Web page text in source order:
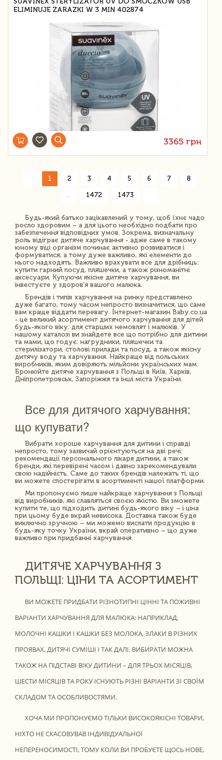
ELIMINUJE ZARAZKI W 3 MIN 402874
3365 грн
1 2 3 4 5 6 7 8
1472 1473
Будь-який батько зацікавлений у тому, щоб їхнє чадо
росло здоровим – а для цього необхідно подбати про
забезпечення відповідних умов. Зокрема, визначальну
роль відіграє дитяче харчування - адже саме в такому
юному віці організм починає активно розвиватися і
формуватися, а тому дуже важливо, які елементи до
нього надходять. Важливо врахувати все для дрібниць:
купити гарний посуд, пляшечки, а також різноманітні
аксесуари. Купуючи якісне дитяче харчування, ви
інвестуєте у здоров'я вашого малюка.
Брендів і типів харчування на ринку представлено
дуже багато, тому часом непросто визначитися, що саме
вам краще віддати перевагу. Інтернет-магазин Baby.co.ua
- це великий асортимент дитячого харчування для дітей
будь-якого віку: для старших немовлят і малюків. У
нашому каталозі ви знайдете все що потрібно для дитини
та мами, що годує: нагрудники, пляшечки та
стерилізатори, столові прилади та посуд, а також якісну
дитячу воду та харчування. Найкраще від польських
виробників, яким довіряють мільйони українських мам.
Бронюйте дитяче харчування з Польщі в Київ, Харків,
Дніпропетровськ, Запоріжжя та інші міста України.
Все для дитячого харчування:
що купувати?
Вибрати хороше харчування для дитини і справді
непросто, тому зазвичай орієнтуються на дві речі:
рекомендації персонального лікаря дитини, а також
бренди, які перевірені часом і давно зарекомендували
свою надійність. Саме до таких брендів належать ті, що
ви можете спостерігати в асортименті нашої платформи.
Ми пропонуємо лише найкраще харчування з Польщі
від виробників, які славляться своєю якістю. Ви зможете
купити те, що підходить дитині будь-якого віку – і ціна
при цьому буде вкрай невисока. Доставка також буде
виключно зручною – ми можемо вислати продукцію в
будь-яку точку України, вкрай оперативно – що дуже
важливо при придбанні харчування.
ДИТЯЧЕ ХАРЧУВАННЯ З
ПОЛЬЩІ: ЦІНИ ТА АСОРТИМЕНТ
ВИ МОЖЕТЕ ПРИДБАТИ РІЗНОТИПНІ ЦІННІ ТА ПОЖИВНІ
ВАРІАНТИ ХАРЧУВАННЯ ДЛЯ МАЛЮКА: НАПРИКЛАД,
МОЛОЧНІ КАШКИ І КАШКИ БЕЗ МОЛОКА, ЗЛАКИ В РІЗНИХ
ПРОЯВАХ, ДИТЯЧІ СУМІШІ І ТАК ДАЛІ. ВИБИРАТИ МОЖНА
ТАКОЖ НА ПІДСТАВІ ВІКУ ДИТИНИ – ДЛЯ ТРЬОХ МІСЯЦІВ,
ШЕСТИ МІСЯЦІВ ТА РОКУ ІСНУЮТЬ РІЗНІ ВАРІАНТИ ЗІ СВОЇМ
СКЛАДОМ ТА ОСОБЛИВОСТЯМИ.
ХОЧА МИ ПРОПОНУЄМО ТІЛЬКИ ВИСОКОЯКІСНІ ТОВАРИ,
НІХТО НЕ СКАСОВУВАВ ІНДИВІДУАЛЬНОЇ
НЕПЕРЕНОСИМОСТІ, ТОМУ КОЛИ ВИ ПРОБУЄТЕ ЩОСЬ НОВЕ,